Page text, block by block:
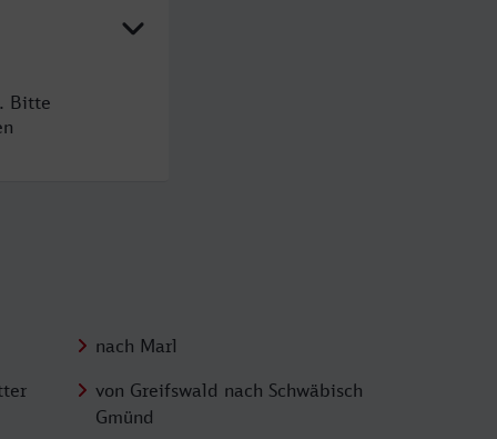
Bitte
nach Marl
von Greifswald nach Schwäbisch
Gmünd